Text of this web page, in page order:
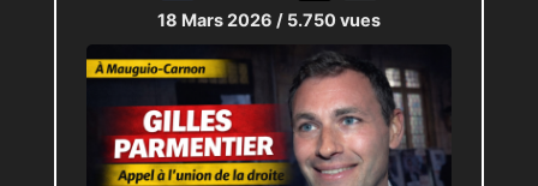
18 Mars 2026 / 5.750 vues